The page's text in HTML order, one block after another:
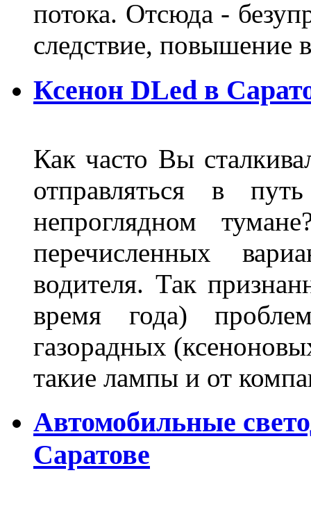
потока. Отсюда -
следствие,
Ксенон DLed в
Как часто Вы
отправляться в
непроглядном
перечисленных
водителя. Так
время года)
газорадных
такие лампы и от
Автомобильные
Саратове